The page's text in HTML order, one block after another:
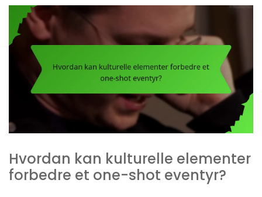
Hvordan kan kulturelle elementer
forbedre et one-shot eventyr?